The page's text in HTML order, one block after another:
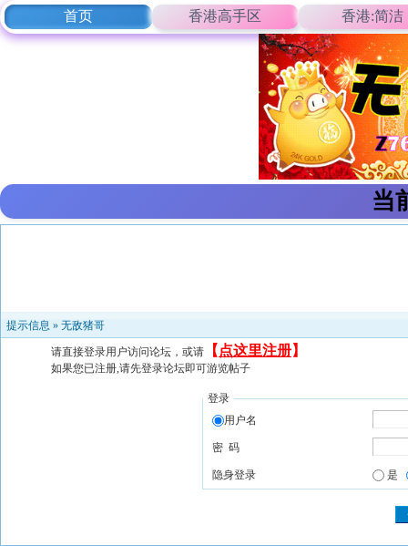
首页 香港高手区 香港:简洁
当
提示信息 » 无敌猪哥
请直接登录用户访问论坛，或请 【 点这里注册】
如果您已注册,请先登录论坛即可游览帖子
登录
用户名
密 码
隐身登录 是